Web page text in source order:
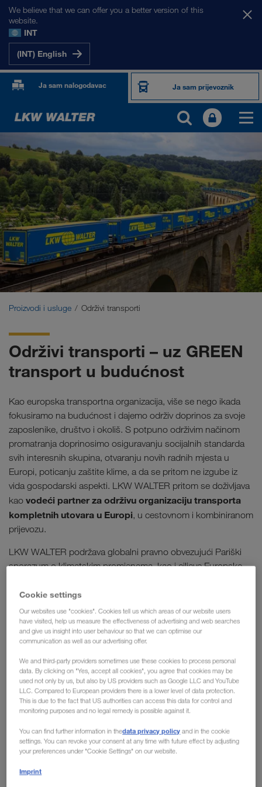
We believe that we can offer you a better version of this
website.
INT
(INT) English
Ja sam nalogodavac Ja sam prijevoznik
PROIZVODI I USLUGE
Cestovni prijevoz
Digitalna rješenja
Kombinirani prijevoz
Održivi transporti
Rješenja prema branši
Proizvodi i usluge Održivi transporti
Održivi transporti – uz GREEN
transport u budućnost
Kao europska transportna organizacija, više se nego ikada
fokusiramo na budućnost i dajemo održiv doprinos za svoje
zaposlenike, društvo i okoliš. S potpuno održivim načinom
promatranja doprinosimo osiguravanju socijalnih standarda
svih interesnih skupina, otvaranju novih radnih mjesta u
Europi, poticanju zaštite klime, a da se pritom ne izgube iz
vida gospodarski aspekti. LKW WALTER pritom se doživljava
kao vodeći partner za održivu organizaciju transporta
kompletnih utovara u Europi, u cestovnom i kombiniranom
prijevozu.
LKW WALTER podržava globalni pravno obvezujući Pariški
sporazum o klimatskim promjenama, kao i ciljeve Europske
DEAL“. Usto se obvezujemo na globalno priznatu inicijativu
Science Based Target Initiative (SBTi) koja će nam biti dobro
vidljiv orijentir na ovom izazovnom putu.
Među ciljeve našeg poduzeća
ubraja se i sveobuhvatna
zaštita okoliša tijekom svih
aktivnosti poduzeća.
Na našem putu prema europskom predvodniku u održivim
Cookie settings
Our websites use "cookies". Cookies tell us which areas of our website users
have visited, help us measure the effectiveness of advertising and web searches
and give us insight into user behaviour so that we can optimise our
communication as well as our advertising offer.
We and third-party providers sometimes use these cookies to process personal
data. By clicking on "Yes, accept all cookies", you agree that cookies may be
used not only by us, but also by US providers such as Google LLC and YouTube
LLC. Compared to European providers there is a lower level of data protection.
This is due to the fact that US authorities can access this data for control and
monitoring purposes and no legal remedy is possible against it.
You can find further information in thedata privacy policy and in the cookie
settings. You can revoke your consent at any time with future effect by adjusting
your preferences under "Cookie Settings" on our website.
Imprint